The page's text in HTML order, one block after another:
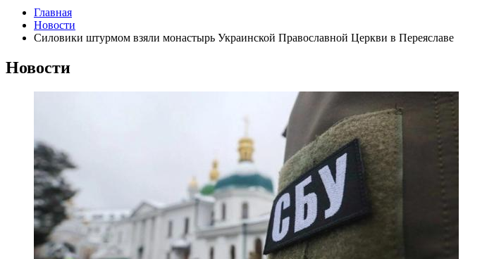
Главная
Новости
Силовики штурмом взяли монастырь Украинской Православной Церкви в Переяславе
Новости